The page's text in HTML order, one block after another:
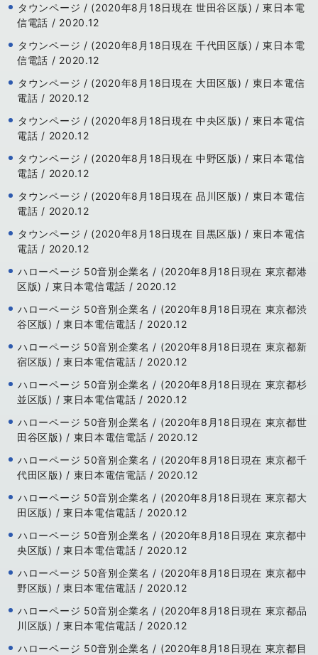
タウンページ / (2020年8月18日現在 世田谷区版) / 東日本電
信電話 / 2020.12
タウンページ / (2020年8月18日現在 千代田区版) / 東日本電
信電話 / 2020.12
タウンページ / (2020年8月18日現在 大田区版) / 東日本電信
電話 / 2020.12
タウンページ / (2020年8月18日現在 中央区版) / 東日本電信
電話 / 2020.12
タウンページ / (2020年8月18日現在 中野区版) / 東日本電信
電話 / 2020.12
タウンページ / (2020年8月18日現在 品川区版) / 東日本電信
電話 / 2020.12
タウンページ / (2020年8月18日現在 目黒区版) / 東日本電信
電話 / 2020.12
ハローページ 50音別企業名 / (2020年8月18日現在 東京都港
区版) / 東日本電信電話 / 2020.12
ハローページ 50音別企業名 / (2020年8月18日現在 東京都渋
谷区版) / 東日本電信電話 / 2020.12
ハローページ 50音別企業名 / (2020年8月18日現在 東京都新
宿区版) / 東日本電信電話 / 2020.12
ハローページ 50音別企業名 / (2020年8月18日現在 東京都杉
並区版) / 東日本電信電話 / 2020.12
ハローページ 50音別企業名 / (2020年8月18日現在 東京都世
田谷区版) / 東日本電信電話 / 2020.12
ハローページ 50音別企業名 / (2020年8月18日現在 東京都千
代田区版) / 東日本電信電話 / 2020.12
ハローページ 50音別企業名 / (2020年8月18日現在 東京都大
田区版) / 東日本電信電話 / 2020.12
ハローページ 50音別企業名 / (2020年8月18日現在 東京都中
央区版) / 東日本電信電話 / 2020.12
ハローページ 50音別企業名 / (2020年8月18日現在 東京都中
野区版) / 東日本電信電話 / 2020.12
ハローページ 50音別企業名 / (2020年8月18日現在 東京都品
川区版) / 東日本電信電話 / 2020.12
ハローページ 50音別企業名 / (2020年8月18日現在 東京都目